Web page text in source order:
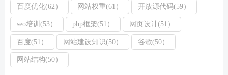
百度优化(62） 网站权重(61） 开放源代码(59）
seo培训(53） php框架(51） 网页设计(51）
百度(51） 网站建设知识(50） 谷歌(50）
网站结构(50）